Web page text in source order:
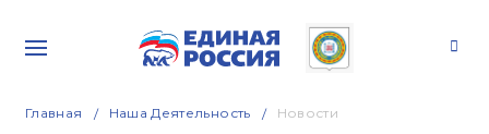
Главная Наша Деятельность Новости